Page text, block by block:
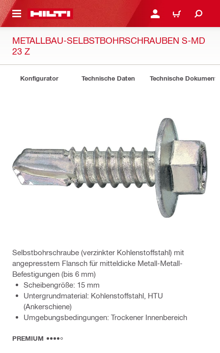
ANMELDEN ODER
WARENKORB
METALLBAU-SELBSTBOHRSCHRAUBEN S-MD
23 Z
Konfigurator Technische Daten Technische Dokumente
Selbstbohrschraube (verzinkter Kohlenstoffstahl) mit
angepresstem Flansch für mitteldicke Metall-Metall-
Befestigungen (bis 6 mm)
Scheibengröße: 15 mm
Untergrundmaterial: Kohlenstoffstahl, HTU
(Ankerschiene)
Umgebungsbedingungen: Trockener Innenbereich
PREMIUM